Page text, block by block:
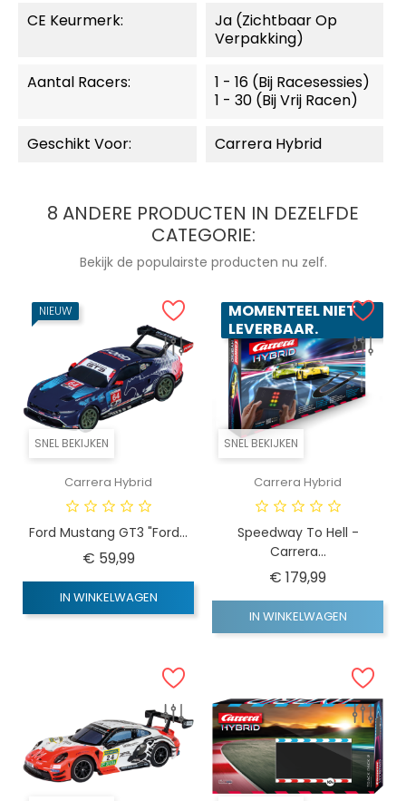
CE Keurmerk:
Ja (zichtbaar Op
Verpakking)
Aantal Racers:
1 - 16 (bij Racesessies)
1 - 30 (bij Vrij Racen)
Geschikt Voor: Carrera Hybrid
8 ANDERE PRODUCTEN IN DEZELFDE
CATEGORIE:
Bekijk de populairste producten nu zelf.
SNEL BEKIJKEN
NIEUW
Carrera Hybrid
Ford Mustang GT3 "Ford...
€ 59,99Prijs
IN WINKELWAGEN
SNEL BEKIJKEN
MOMENTEEL NIET
LEVERBAAR.
Carrera Hybrid
Speedway To Hell -
Carrera...
€ 179,99Prijs
IN WINKELWAGEN